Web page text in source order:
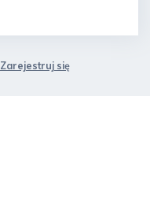
Zarejestruj się